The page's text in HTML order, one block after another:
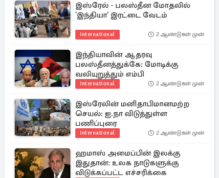
இஸ்ரேல் - பலஸ்தீன மோதலில்
'இந்தியா' இரட்டை வேடம்
International 2 ஆண்டுகள் முன்
இந்தியாவின் ஆதரவு
பலஸ்தீனத்துக்கே: மோடிக்கு
வலியுறுத்தும் எம்பி
International 2 ஆண்டுகள் முன்
இஸ்ரேலின் மனிதாபிமானமற்ற
செயல்: ஐ.நா விடுத்துள்ள
பணிப்புரை
International 2 ஆண்டுகள் முன்
ஹமாஸ் அமைப்பின் இலக்கு
இதுதான்: உலக நாடுகளுக்கு
விடுக்கப்பட்ட எச்சரிக்கை